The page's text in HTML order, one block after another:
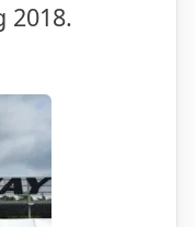
2018.